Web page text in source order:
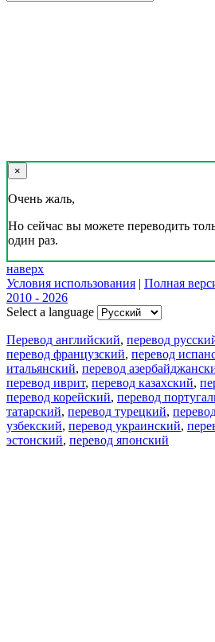
×
Очень жаль,
Но сейчас вы можете переводить
один раз.
наверх
Условия использования | Полная
2010 - 2026
Select a language
Перевод английский, перевод
перевод французский, перевод
итальянский, перевод
перевод иврит, перевод казахский,
перевод корейский, перевод
татарский, перевод турецкий,
узбекский, перевод украинский,
эстонский, перевод японский